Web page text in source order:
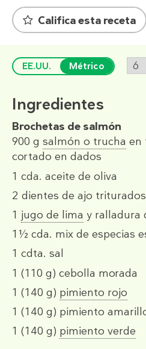
Califica esta receta
EE.UU. Métrico
Ingredientes
Brochetas de salmón
900 g salmón o trucha en
cortado en dados
1 cda. aceite de oliva
2 dientes de ajo triturados
1 jugo de lima y ralladura
1½ cda. mix de especias
1 cdta. sal
1 (110 g) cebolla morada
1 (140 g) pimiento rojo
1 (140 g) pimiento
1 (140 g) pimiento verde